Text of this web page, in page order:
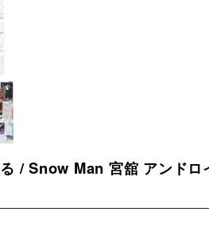
/ Snow Man 宮舘 アンドロ